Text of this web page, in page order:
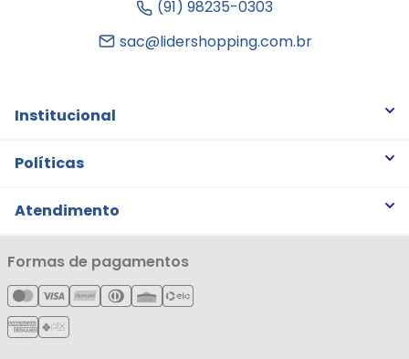
(91) 98235-0303
sac@lidershopping.com.br
Institucional
Quem somos
Notícias
Cartão Líderzan
Políticas
Trocas e Devoluções
Política de Privacidade
Política de Entrega
Política de Reembolso
Atendimento
Minha Conta
Meus Pedidos
Meus Favoritos
Central de Atendimento
Formas de pagamentos